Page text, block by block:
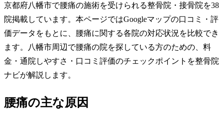
京都府八幡市で腰痛の施術を受けられる整骨院・接骨院を38
院掲載しています。本ページではGoogleマップの口コミ・評
価データをもとに、腰痛に関する各院の対応状況を比較でき
ます。八幡市周辺で腰痛の院を探している方のための、料
金・通院しやすさ・口コミ評価のチェックポイントを整骨院
ナビが解説します。
腰痛の主な原因